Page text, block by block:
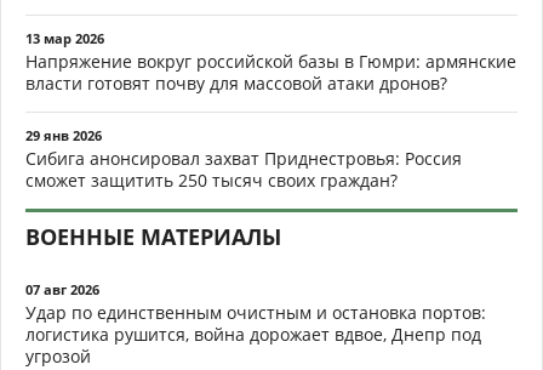
13 мар 2026
Напряжение вокруг российской базы в Гюмри: армянские
власти готовят почву для массовой атаки дронов?
29 янв 2026
Сибига анонсировал захват Приднестровья: Россия
сможет защитить 250 тысяч своих граждан?
ВОЕННЫЕ МАТЕРИАЛЫ
07 авг 2026
Удар по единственным очистным и остановка портов:
логистика рушится, война дорожает вдвое, Днепр под
угрозой